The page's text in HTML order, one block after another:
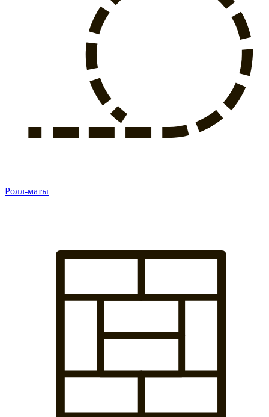
Ролл-маты